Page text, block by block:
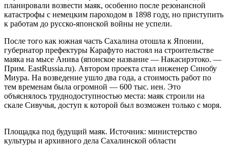
планировали возвести маяк, особенно после резонансной
катастрофы с немецким пароходом в 1898 году, но приступить
к работам до русско-японской войны не успели.
После того как южная часть Сахалина отошла к Японии,
губернатор префектуры Карафуто настоял на строительстве
маяка на мысе Анива (японское название — Накасирэтоко. —
Прим. EastRussia.ru). Автором проекта стал инженер Синобу
Миура. На возведение ушло два года, а стоимость работ по
тем временам была огромной — 600 тыс. иен. Это
объяснялось труднодоступностью места: маяк строили на
скале Сивучья, доступ к которой был возможен только с моря.
Площадка под будущий маяк. Источник: министерство
культуры и архивного дела Сахалинской области